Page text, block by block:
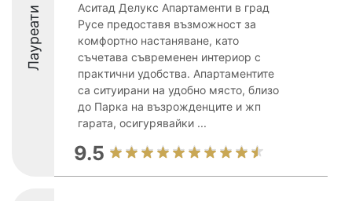
Лауреати
Аситад Делукс Апартаменти в град
Русе предоставя възможност за
комфортно настаняване, като
съчетава съвременен интериор с
практични удобства. Апартаментите
са ситуирани на удобно място, близо
до Парка на възрожденците и жп
гарата, осигурявайки ...
9.5